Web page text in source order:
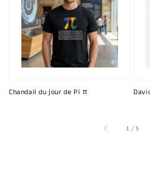
Chandail du jour de Pi π
1 /sur
5